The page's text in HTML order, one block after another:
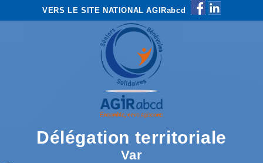
VERS LE SITE NATIONAL AGIRabcd
Délégation territoriale
Var